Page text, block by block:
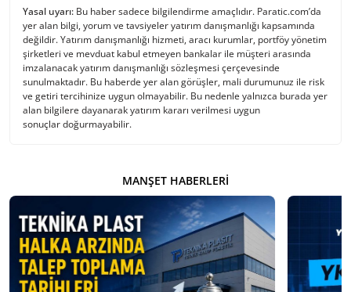
Yasal uyarı: Bu haber sadece bilgilendirme amaçlıdır. Paratic.com’da
yer alan bilgi, yorum ve tavsiyeler yatırım danışmanlığı kapsamında
değildir. Yatırım danışmanlığı hizmeti, aracı kurumlar, portföy yönetim
şirketleri ve mevduat kabul etmeyen bankalar ile müşteri arasında
imzalanacak yatırım danışmanlığı sözleşmesi çerçevesinde
sunulmaktadır. Bu haberde yer alan görüşler, mali durumunuz ile risk
ve getiri tercihinize uygun olmayabilir. Bu nedenle yalnızca burada yer
alan bilgilere dayanarak yatırım kararı verilmesi uygun
sonuçlar doğurmayabilir.
MANŞET HABERLERI